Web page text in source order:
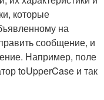
которые
на
сообщение, и
Например, поле
toUpperCase и так